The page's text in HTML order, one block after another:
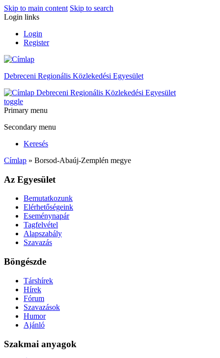
Skip to main content Skip to search
Login links
Login
Register
Debreceni Regionális Közlekedési Egyesület
Debreceni Regionális Közlekedési Egyesület
toggle
Primary menu
Secondary menu
Keresés
Címlap » Borsod-Abaúj-Zemplén megye
Az Egyesület
Bemutatkozunk
Elérhetőségeink
Eseménynapár
Tagfelvétel
Alapszabály
Szavazás
Böngészde
Társhírek
Hírek
Fórum
Szavazások
Humor
Ajánló
Szakmai anyagok